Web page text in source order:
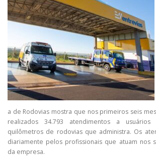
a de Rodovias mostra que nos primeiros seis
realizados 34.793 atendimentos a
quilômetros de rodovias que administra. Os
diariamente pelos profissionais que atuam nos
da empresa.